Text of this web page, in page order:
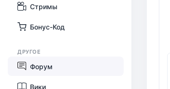
Стримы
Бонус-Код
ДРУГОЕ
Форум
Вики